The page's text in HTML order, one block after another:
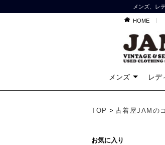
メンズ、レ
HOME
メンズ レデ
TOP > 古着屋JAMの
お気に入り